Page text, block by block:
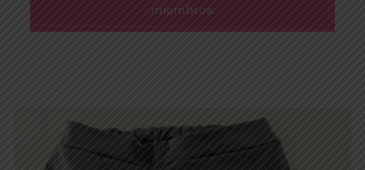
miembros.